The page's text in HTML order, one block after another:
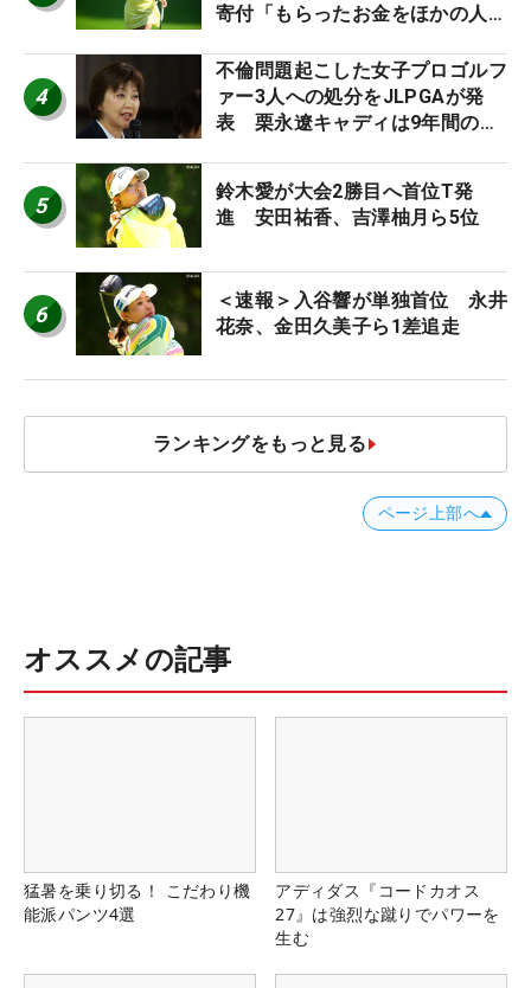
寄付「もらったお金をほかの人
4
不倫問題起こした女子プロゴルフ
ァー3人への処分をJLPGAが発
表 栗永遼キャディは9年間の立
5
鈴木愛が大会2勝目へ首位T発
進 安田祐香、吉澤柚月ら5位
6
＜速報＞入谷響が単独首位 永井
花奈、金田久美子ら1差追走
ランキングをもっと見る
ページ上部へ
オススメの記事
猛暑を乗り切る！ こだわり機
能派パンツ4選
アディダス『コードカオス
27』は強烈な蹴りでパワーを
生む